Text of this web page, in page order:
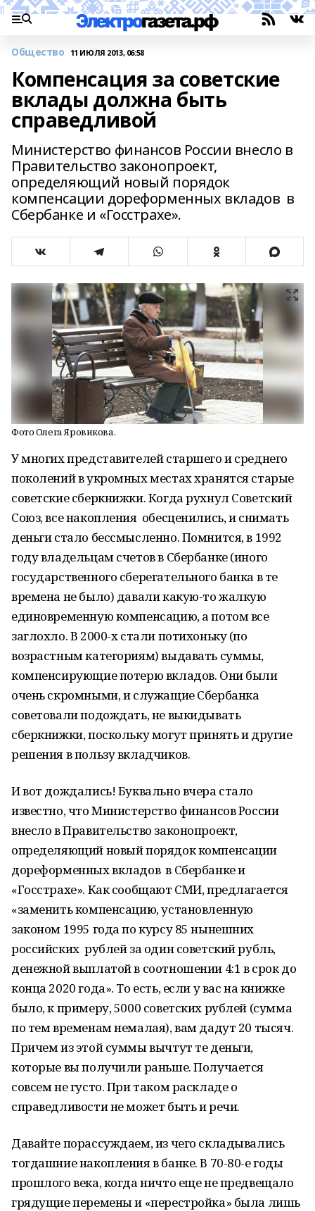
Общество 11 ИЮЛЯ 2013, 06:58
Компенсация за советские
вклады должна быть
справедливой
Министерство финансов России внесло в
Правительство законопроект,
определяющий новый порядок
компенсации дореформенных вкладов в
Сбербанке и «Госстрахе».
Фото Олега Яровикова.
У многих представителей старшего и среднего
поколений в укромных местах хранятся старые
советские сберкнижки. Когда рухнул Советский
Союз, все накопления обесценились, и снимать
деньги стало бессмысленно. Помнится, в 1992
году владельцам счетов в Сбербанке (иного
государственного сберегательного банка в те
времена не было) давали какую-то жалкую
единовременную компенсацию, а потом все
заглохло. В 2000-х стали потихоньку (по
возрастным категориям) выдавать суммы,
компенсирующие потерю вкладов. Они были
очень скромными, и служащие Сбербанка
советовали подождать, не выкидывать
сберкнижки, поскольку могут принять и другие
решения в пользу вкладчиков.
И вот дождались! Буквально вчера стало
известно, что Министерство финансов России
внесло в Правительство законопроект,
определяющий новый порядок компенсации
дореформенных вкладов в Сбербанке и
«Госстрахе». Как сообщают СМИ, предлагается
«заменить компенсацию, установленную
законом 1995 года по курсу 85 нынешних
российских рублей за один советский рубль,
денежной выплатой в соотношении 4:1 в срок до
конца 2020 года». То есть, если у вас на книжке
было, к примеру, 5000 советских рублей (сумма
по тем временам немалая), вам дадут 20 тысяч.
Причем из этой суммы вычтут те деньги,
которые вы получили раньше. Получается
совсем не густо. При таком раскладе о
справедливости не может быть и речи.
Давайте порассуждаем, из чего складывались
тогдашние накопления в банке. В 70-80-е годы
прошлого века, когда ничто еще не предвещало
грядущие перемены и «перестройка» была лишь